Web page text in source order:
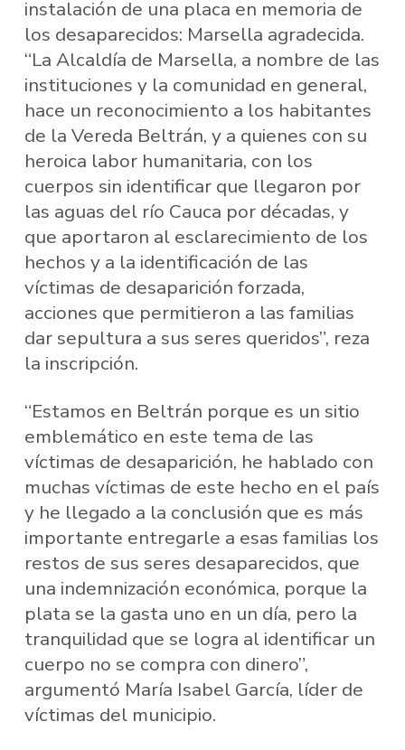
instalación de una placa en memoria de
los desaparecidos: Marsella agradecida.
“La Alcaldía de Marsella, a nombre de las
instituciones y la comunidad en general,
hace un reconocimiento a los habitantes
de la Vereda Beltrán, y a quienes con su
heroica labor humanitaria, con los
cuerpos sin identificar que llegaron por
las aguas del río Cauca por décadas, y
que aportaron al esclarecimiento de los
hechos y a la identificación de las
víctimas de desaparición forzada,
acciones que permitieron a las familias
dar sepultura a sus seres queridos”, reza
la inscripción.
“Estamos en Beltrán porque es un sitio
emblemático en este tema de las
víctimas de desaparición, he hablado con
muchas víctimas de este hecho en el país
y he llegado a la conclusión que es más
importante entregarle a esas familias los
restos de sus seres desaparecidos, que
una indemnización económica, porque la
plata se la gasta uno en un día, pero la
tranquilidad que se logra al identificar un
cuerpo no se compra con dinero”,
argumentó María Isabel García, líder de
víctimas del municipio.